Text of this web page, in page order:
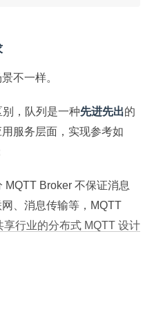
不一样。
，队列是一种先进先出的
服务层面，实现参考如
MQTT Broker 不保证消息
、消息传输等，MQTT
享行业的分布式 MQTT 设计